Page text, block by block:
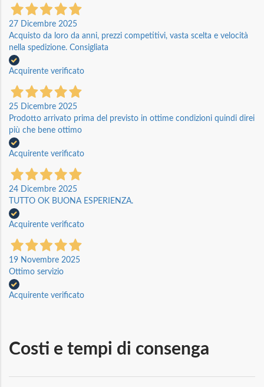
27 Dicembre 2025
Acquisto da loro da anni, prezzi competitivi, vasta scelta e velocità
nella spedizione. Consigliata
Acquirente verificato
25 Dicembre 2025
Prodotto arrivato prima del previsto in ottime condizioni quindi direi
più che bene ottimo
Acquirente verificato
24 Dicembre 2025
TUTTO OK BUONA ESPERIENZA.
Acquirente verificato
19 Novembre 2025
Ottimo servizio
Acquirente verificato
Costi e tempi di consenga